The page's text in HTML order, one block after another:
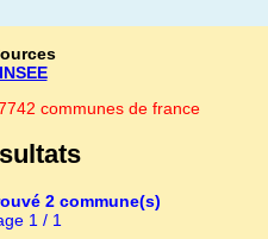
INSEE
communes de france
2 commune(s)
1 / 1